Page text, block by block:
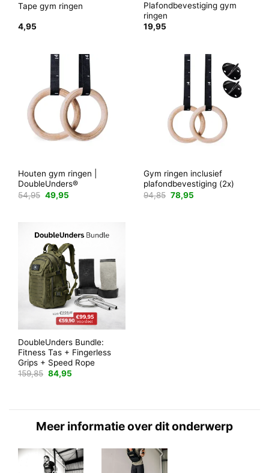
Tape gym ringen
4,95
Plafondbevestiging gym
ringen
19,95
Houten gym ringen |
DoubleUnders®
54,95 Oorspronkelijke
prijs
49,95
Gym ringen inclusief
plafondbevestiging (2x)
94,85 Oorspronkelijke
prijs
78,95
DoubleUnders Bundle:
Fitness Tas + Fingerless
Grips + Speed Rope
159,85 Oorspronkelijke
prijs
84,95
Meer informatie over dit onderwerp